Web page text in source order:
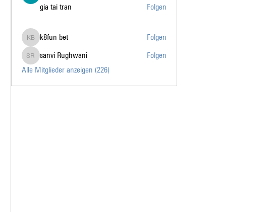
gia tai tran Folgen
k8fun bet
k8fun bet Folgen
sanvi Rughwani
sanvi Rughwani
Folgen
Alle Mitglieder anzeigen (226)